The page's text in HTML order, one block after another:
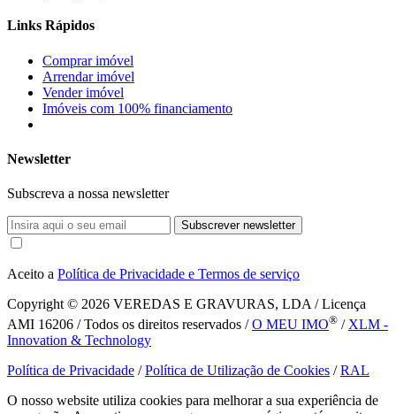
Links Rápidos
Comprar imóvel
Arrendar imóvel
Vender imóvel
Imóveis com 100% financiamento
Newsletter
Subscreva a nossa newsletter
Subscrever newsletter
Aceito a Política de Privacidade e Termos de serviço
Copyright © 2026 VEREDAS E GRAVURAS, LDA / Licença
AMI 16206 / Todos os direitos reservados /O MEU IMO® / XLM -
Innovation & Technology
Política de Privacidade /Política de Utilização de Cookies /RAL
O nosso website utiliza cookies para melhorar a sua experiência de